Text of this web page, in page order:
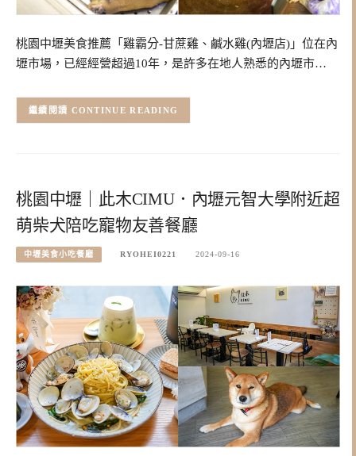
桃園中壢美食推薦「雞霸分-甘蔗雞、鹹水雞(內壢店)」位在內
壢市場，已經經營超過10年，是許多在地人熟悉的內壢市…
CONTINUE READING
桃園中壢｜此木CIMU．內壢元智大學附近超
萌柴犬陪吃寵物友善餐廳
中壢美食小吃餐廳 RYOHEI0221 2024-09-16